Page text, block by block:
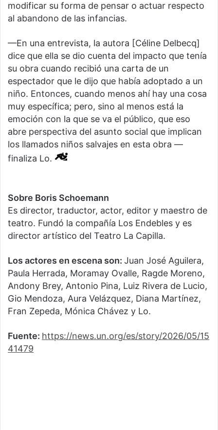
modificar su forma de pensar o actuar respecto
al abandono de las infancias.
—En una entrevista, la autora [Céline Delbecq]
dice que ella se dio cuenta del impacto que tenía
su obra cuando recibió una carta de un
espectador que le dijo que había adoptado a un
niño. Entonces, cuando menos ahí hay una cosa
muy específica; pero, sino al menos está la
emoción con la que se va el público, que eso
abre perspectiva del asunto social que implican
los llamados niños salvajes en esta obra —
finaliza Lo.
Sobre Boris Schoemann
Es director, traductor, actor, editor y maestro de
teatro. Fundó la compañía Los Endebles y es
director artístico del Teatro La Capilla.
Los actores en escena son: Juan José Aguilera,
Paula Herrada, Moramay Ovalle, Ragde Moreno,
Andony Brey, Antonio Pina, Luiz Rivera de Lucio,
Gio Mendoza, Aura Velázquez, Diana Martínez,
Fran Zepeda, Mónica Chávez y Lo.
Fuente: https://news.un.org/es/story/2026/05/15
41479